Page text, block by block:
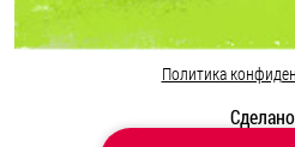
Политика